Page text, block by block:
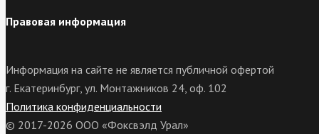
Правовая информация
Информация на сайте не является публичной офертой
г. Екатеринбург, ул. Монтажников 24, оф. 102
Политика конфиденциальности
© 2017-2026 ООО «Фоксвэлд Урал»